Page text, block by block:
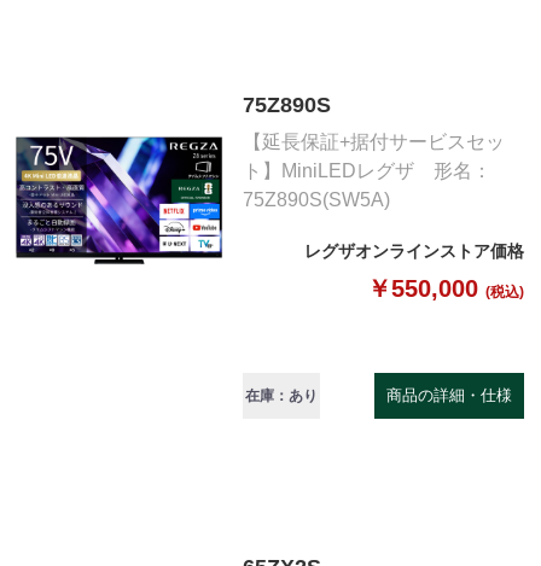
75Z890S
【延長保証+据付サービスセッ
ト】MiniLEDレグザ 形名：
75Z890S(SW5A)
レグザオンラインストア価格
￥550,000 (税込)
在庫：あり 商品の詳細・仕様